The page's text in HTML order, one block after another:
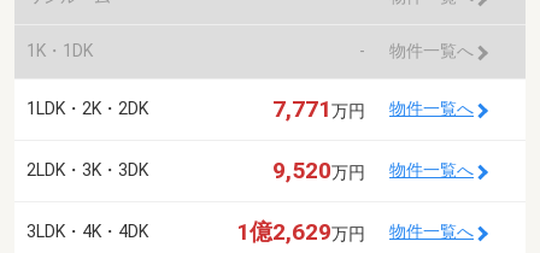
1K・1DK - 物件一覧へ
1LDK・2K・2DK 7,771万円 物件一覧へ
2LDK・3K・3DK 9,520万円 物件一覧へ
3LDK・4K・4DK 1億2,629万円 物件一覧へ